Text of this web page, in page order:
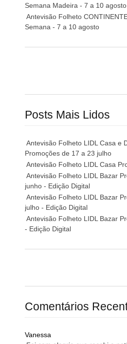
Semana Madeira - 7 a 10 agosto
Antevisão Folheto
Semana - 7 a 10 agosto
Posts Mais Lidos
Antevisão Folheto LIDL Casa e
Promoções de 17 a 23 julho
Antevisão Folheto LIDL Casa
Antevisão Folheto LIDL Bazar
junho - Edição Digital
Antevisão Folheto LIDL Bazar
julho - Edição Digital
Antevisão Folheto LIDL Bazar
- Edição Digital
Comentários
Vanessa